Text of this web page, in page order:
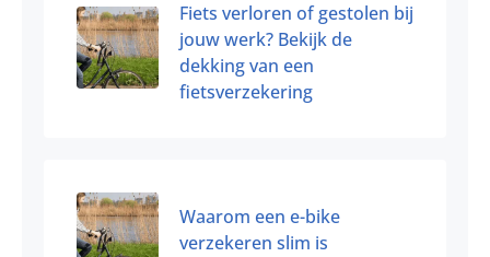
Fiets verloren of gestolen bij
jouw werk? Bekijk de
dekking van een
fietsverzekering
Waarom een e-bike
verzekeren slim is